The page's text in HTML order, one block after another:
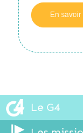
En savoir
Le G4